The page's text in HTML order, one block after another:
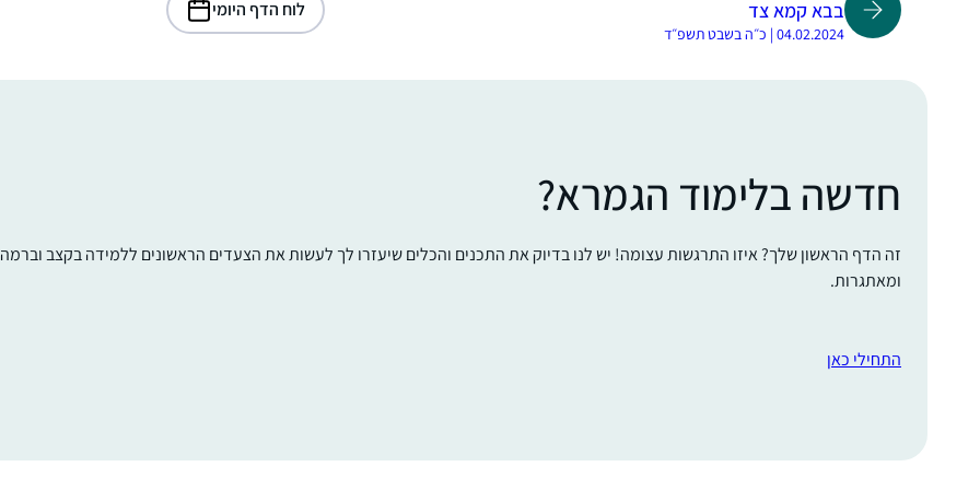
בבא קמא צד
04.02.2024 | כ״ה בשבט תשפ״ד
לוח הדף היומי
חדשה בלימוד הגמרא?
זה הדף הראשון שלך? איזו התרגשות עצומה! יש לנו בדיוק את התכנים והכלים שיעזרו לך לעשות את הצעדים הראשונים ללמידה בקצב
ומאתגרות.
התחילי כאן
כבר סיפרתי בסיום של מועד קטן.